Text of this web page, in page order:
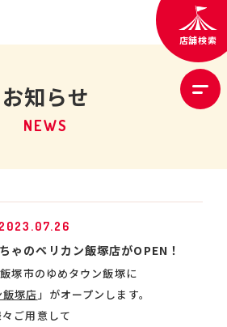
店舗検索
お知らせ
NEWS
2023.07.26
ゃのペリカン飯塚店がOPEN！
塚市のゆめタウン飯塚に
塚店 」がオープンします。
ご用意して